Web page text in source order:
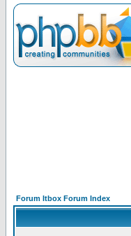
Forum Itbox Forum Index